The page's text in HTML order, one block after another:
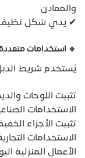
والمعادن
✔ يدي شكل نظيف
🔹 استخدامات
يُستخدم شريط
تثبيت اللوحات
الاستخدامات
تثبيت الأجزاء
الاستخدامات
الأعمال المنزلية